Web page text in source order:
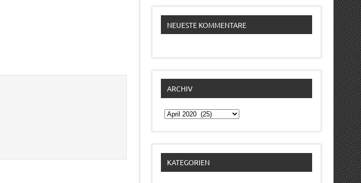
NEUESTE KOMMENTARE
ARCHIV
Archiv
KATEGORIEN